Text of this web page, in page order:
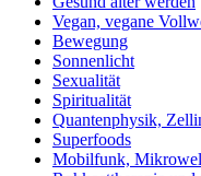
Vegan, vegane
Bewegung
Sonnenlicht
Sexualität
Spiritualität
Quantenphysik,
Superfoods
Mobilfunk,